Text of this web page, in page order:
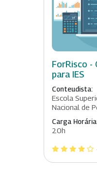
ForRisco -
para IES
Conteudista:
Escola
Nacional de
Carga
20h